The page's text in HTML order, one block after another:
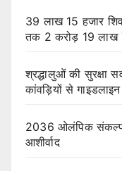
39 लाख 15 हजार
तक 2 करोड़ 19 लाख
श्रद्धालुओं की सुरक्षा
कांवड़ियों से
2036 ओलंपिक संकल्प
आशीर्वाद